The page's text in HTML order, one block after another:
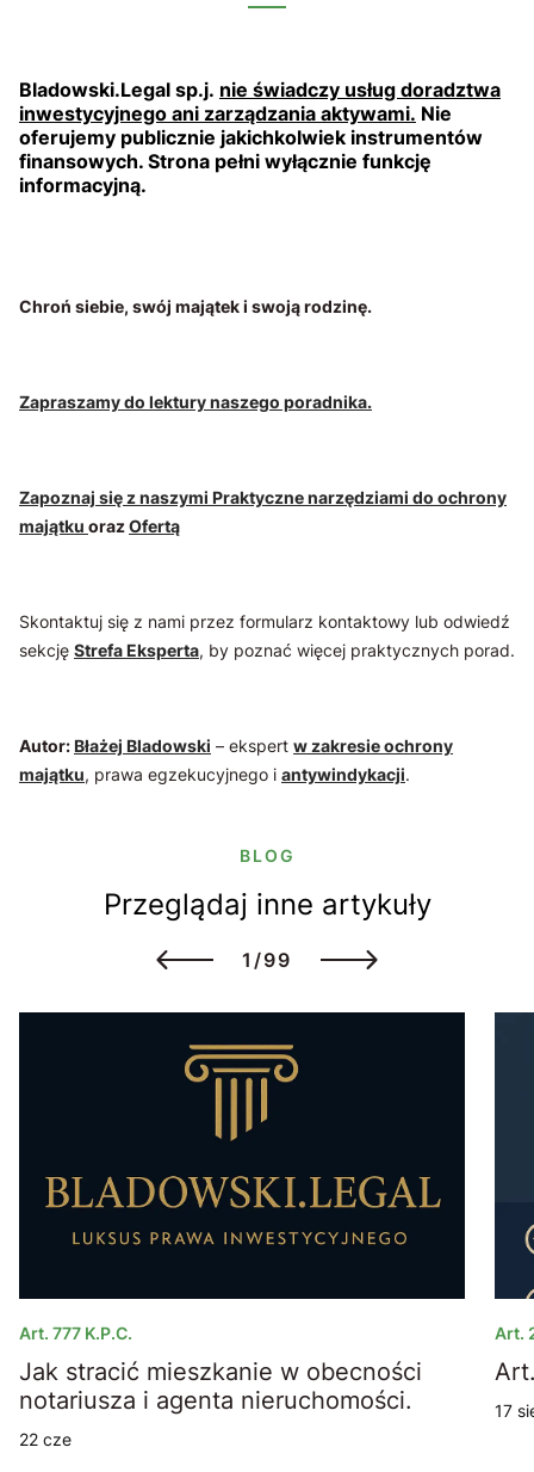
Bladowski.Legal sp.j. nie świadczy usług doradztwa
inwestycyjnego ani zarządzania aktywami. Nie
oferujemy publicznie jakichkolwiek instrumentów
finansowych. Strona pełni wyłącznie funkcję
informacyjną.
Chroń siebie, swój majątek i swoją rodzinę.
Zapraszamy do lektury naszego poradnika.
Zapoznaj się z naszymi Praktyczne narzędziami do ochrony
majątku orazOfertą
Skontaktuj się z nami przez formularz kontaktowy lub odwiedź
sekcję Strefa Eksperta, by poznać więcej praktycznych porad.
Autor:Błażej Bladowski – ekspert w zakresie ochrony
majątku, prawa egzekucyjnego i antywindykacji.
BLOG
Przeglądaj inne artykuły
1/99
Art. 777 K.p.c.
Jak stracić mieszkanie w obecności
notariusza i agenta nieruchomości.
22 cze
Art.
17